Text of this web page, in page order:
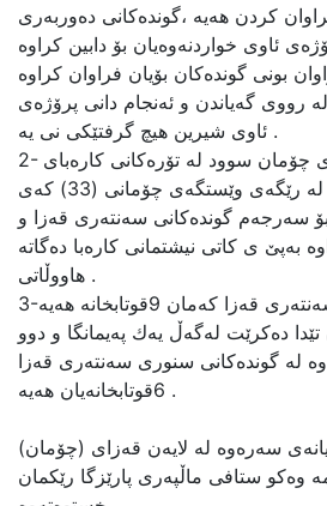
كردن هەیە ،گوندەكانی دەوربەری
ئاوی خواردنەوەیان بۆ دابین كراوە
بونی گوندەكان بۆیان فراوان كراوە
رووی گەیاندن و ئەنجام دانی پرۆژەی
ئاوی شیرین هیچ گرفتێكی نی یە .
2- كارەبا لە سنوری قەزای چۆمان سوود لە تۆرەكانی كارەبای
نیشتمانی وەردەگیرێت لە رێگەی وێستگەی چۆمانی (33) كەی
سەرجەم گوندەكانی سەنتەری قەزا و
بەپێ‌ ی كاتی نیشتمانی كارەبا دەگاتە
هاووڵاتی .
3-قوتابخانە لە سنوری سەنتەری قەزا كەمان 9قوتابخانە هەیە
دەكرێت لەگەڵ یەك پەیمانگا و دوو
لە گوندەكانی سنوری سەنتەری قەزا
6قوتابخانەیان هەیە .
سه‌ره‌وه‌ له‌ لایه‌ن قه‌زای (چۆمان)
وه‌کو ستافی ماڵپه‌ری پارێزگا رێکمان